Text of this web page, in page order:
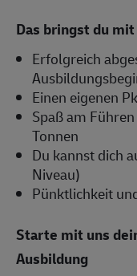
Das bringst du mit
Erfolgreich
Einen eigenen
Spaß am
Tonnen
Du kannst dich
Niveau)
Pünktlichkeit
Starte mit uns
Ausbildung